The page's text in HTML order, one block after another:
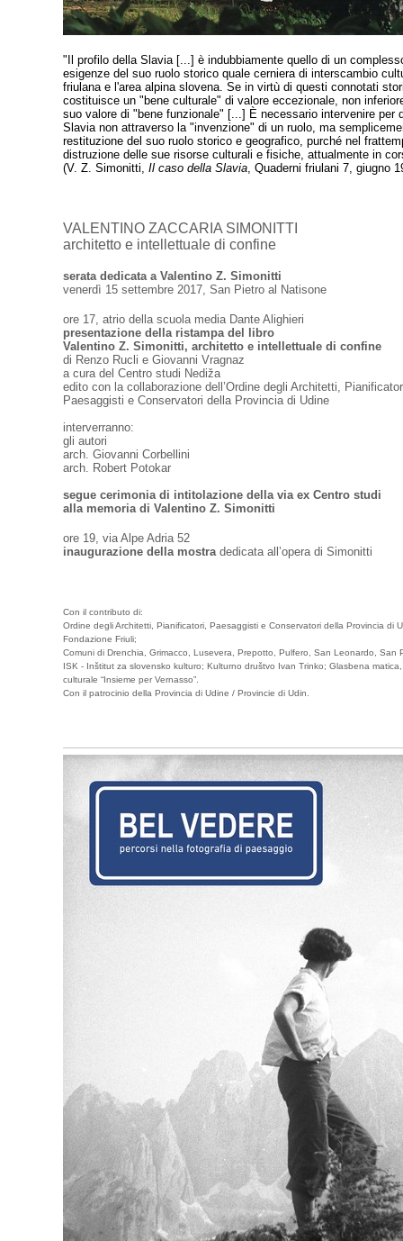
"Il profilo della Slavia [...] è indubbiamente quello di un
esigenze del suo ruolo storico quale cerniera di interscambio
friulana e l'area alpina slovena. Se in virtù di questi connotati
costituisce un "bene culturale" di valore eccezionale, non
suo valore di "bene funzionale" [...] È necessario intervenire per
Slavia non attraverso la "invenzione" di un ruolo, ma
restituzione del suo ruolo storico e geografico, purché nel
distruzione delle sue risorse culturali e fisiche, attualmente in
(V. Z. Simonitti, Il caso della Slavia, Quaderni friulani 7, giugno
VALENTINO ZACCARIA SIMONITTI
architetto e intellettuale di confine
serata dedicata a Valentino Z. Simonitti
venerdì 15 settembre 2017, San Pietro al Natisone
ore 17, atrio della scuola media Dante Alighieri
presentazione della ristampa del libro
Valentino Z. Simonitti, architetto e intellettuale di confine
di Renzo Rucli e Giovanni Vragnaz
a cura del Centro studi Nediža
edito con la collaborazione dell’Ordine degli Architetti,
Paesaggisti e Conservatori della Provincia di Udine
interverranno:
gli autori
arch. Giovanni Corbellini
arch. Robert Potokar
segue cerimonia di intitolazione della via ex Centro studi
alla memoria di Valentino Z. Simonitti
ore 19, via Alpe Adria 52
inaugurazione della mostra dedicata all’opera di Simonitti
Con il contributo di:
Ordine degli Architetti, Pianificatori, Paesaggisti e Conservatori della Provincia di
Fondazione Friuli;
Comuni di Drenchia, Grimacco, Lusevera, Prepotto, Pulfero, San Leonardo,
ISK - Inštitut za slovensko kulturo; Kulturno društvo Ivan Trinko; Glasbena
culturale “Insieme per Vernasso”.
Con il patrocinio della Provincia di Udine / Provincie di Udin.